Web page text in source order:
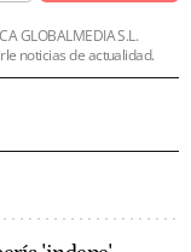
GLOBALMEDIA S.L.
noticias de actualidad.